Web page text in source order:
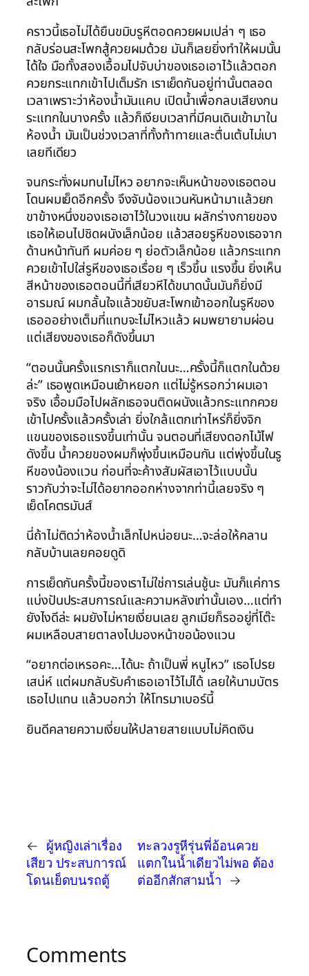
คราวนี้เธอไม่ได้ยืนขมิบรูหีตอดควยผมเปล่า ๆ เธอ
กลับร่อนสะโพกสู้ควยผมด้วย มันก็เลยยิ่งทำให้ผมนั้น
ได้ใจ มือทั้งสองเอื้อมไปจับบ่าของเธอเอาไว้แล้วตอก
ควยกระแทกเข้าไปเต็มรัก เราเย็ดกันอยู่ท่านั้นตลอด
เวลาเพราะว่าห้องน้ำมันแคบ เปิดน้ำเพื่อกลบเสียงกน
ระแทกในบางครั้ง แล้วก็เงียบเวลาที่มีคนเดินเข้ามาใน
ห้องน้ำ มันเป็นช่วงเวลาที่ทั้งท้าทายและตื่นเต้นไม่เบา
เลยทีเดียว
จนกระทั่งผมทนไม่ไหว อยากจะเห็นหน้าของเธอตอน
โดนผมเย็ดอีกครั้ง จึงจับน้องแวนหันหน้ามาแล้วยก
ขาข้างหนึ่งของเธอเอาไว้ในวงแขน ผลักร่างกายของ
เธอให้เอนไปชิดผนังเล็กน้อย แล้วสอยรูหีของเธอจาก
ด้านหน้าทันที ผมค่อย ๆ ย่อตัวเล็กน้อย แล้วกระแทก
ควยเข้าไปใส่รูหีของเธอเรื่อย ๆ เร็วขึ้น แรงขึ้น ยิ่งเห็น
สีหน้าของเธอตอนนี้ที่เสียวหีได้ขนาดนั้นมันก็ยิ่งมี
อารมณ์ ผมกลั้นใจแล้วขยับสะโพกเข้าออกในรูหีของ
เธอออย่างเต็มที่แทบจะไม่ไหวแล้ว ผมพยายามผ่อน
แต่เสียงของเธอก็ดังขึ้นมา
“ตอนนั้นครั้งแรกเราก็แตกในนะ…ครั้งนี้ก็แตกในด้วย
ล่ะ” เธอพูดเหมือนเย้าหยอก แต่ไม่รู้หรอกว่าผมเอา
จริง เอื้อมมือไปผลักเธอจนติดผนังแล้วกระแทกควย
เข้าไปครั้งแล้วครั้งเล่า ยิ่งใกล้แตกเท่าไหร่ก็ยิ่งจิก
แขนของเธอแรงขึ้นเท่านั้น จนตอนที่เสียงดอกไม้ไฟ
ดังขึ้น น้ำควยของผมก็พุ่งขึ้นเหมือนกัน แต่พุ่งขึ้นในรู
หีของน้องแวน ก่อนที่จะค้างสัมผัสเอาไว้แบบนั้น
ราวกับว่าจะไม่ได้อยากออกห่างจากท่านี้เลยจริง ๆ
เย็ดโคตรมันส์
นี่ถ้าไม่ติดว่าห้องน้ำเล็กไปหน่อยนะ…จะล่อให้คลาน
กลับบ้านเลยคอยดูดิ
การเย็ดกันครั้งนี้ของเราไม่ใช่การเล่นชู้นะ มันก็แค่การ
แบ่งปันประสบการณ์และความหลังเท่านั้นเอง…แต่ทำ
ยังไงดีล่ะ ผมยังไม่หายเงี่ยนเลย ลูกเมียก็รออยู่ที่โต๊ะ
ผมเหลือบสายตาลงไปมองหน้าขอน้องแวน
“อยากต่อเหรอคะ…ได้นะ ถ้าเป็นพี่ หนูไหว” เธอโปรย
เสน่ห์ แต่ผมกลับรับคำเธอเอาไว้ไม่ได้ เลยให้นามบัตร
เธอไปแทน แล้วบอกว่า ให้โทรมาเบอร์นี้
ยินดีคลายความเงี่ยนให้ปลายสายแบบไม่คิดเงิน
← ผู้หญิงเล่าเรื่อง
เสียว ประสบการณ์
โดนเย็ดบนรถตู้
ทะลวงรูหีรุ่นพี่อ้อนควย
แตกในน้ำเดียวไม่พอ ต้อง
ต่ออีกสักสามน้ำ →
Comments